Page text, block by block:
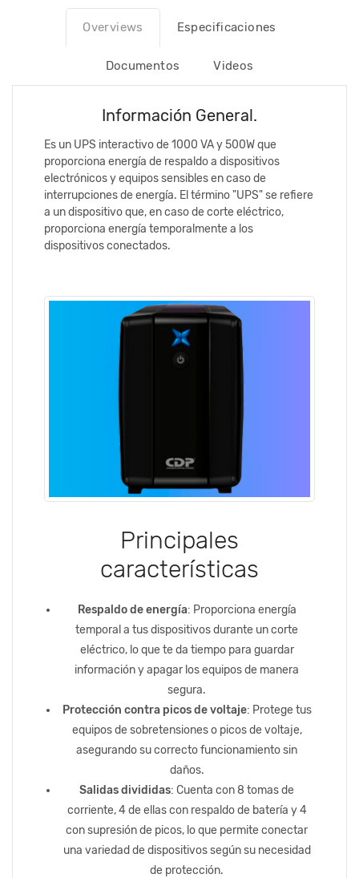
Overviews Especificaciones
Documentos Videos
Información General.
Es un UPS interactivo de 1000 VA y 500W que
proporciona energía de respaldo a dispositivos
electrónicos y equipos sensibles en caso de
interrupciones de energía. El término "UPS" se refiere
a un dispositivo que, en caso de corte eléctrico,
proporciona energía temporalmente a los
dispositivos conectados.
Principales
características
Respaldo de energía: Proporciona energía
temporal a tus dispositivos durante un corte
eléctrico, lo que te da tiempo para guardar
información y apagar los equipos de manera
segura.
Protección contra picos de voltaje: Protege tus
equipos de sobretensiones o picos de voltaje,
asegurando su correcto funcionamiento sin
daños.
Salidas divididas: Cuenta con 8 tomas de
corriente, 4 de ellas con respaldo de batería y 4
con supresión de picos, lo que permite conectar
una variedad de dispositivos según su necesidad
de protección.